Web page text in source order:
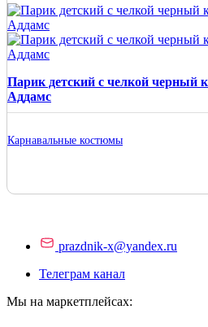
Парик детский с челкой черный
Аддамс
Карнавальные костюмы
prazdnik-x@yandex.ru
Телеграм канал
Мы на маркетплейсах: